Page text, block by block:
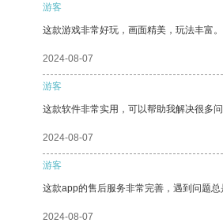
游客
这款游戏非常好玩，画面精美，玩法丰富
2024-08-07
游客
这款软件非常实用，可以帮助我解决很多问
2024-08-07
游客
这款app的售后服务非常完善，遇到问题
2024-08-07